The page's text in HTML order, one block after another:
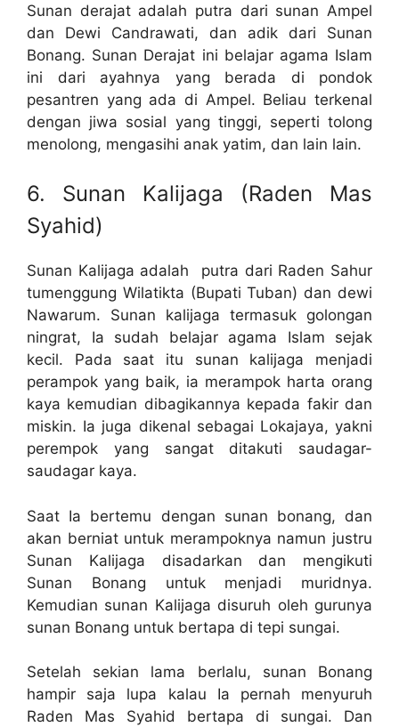
Sunan derajat adalah putra dari sunan Ampel
dan Dewi Candrawati, dan adik dari Sunan
Bonang. Sunan Derajat ini belajar agama Islam
ini dari ayahnya yang berada di pondok
pesantren yang ada di Ampel. Beliau terkenal
dengan jiwa sosial yang tinggi, seperti tolong
menolong, mengasihi anak yatim, dan lain lain.
6. Sunan Kalijaga (Raden Mas
Syahid)
Sunan Kalijaga adalah putra dari Raden Sahur
tumenggung Wilatikta (Bupati Tuban) dan dewi
Nawarum. Sunan kalijaga termasuk golongan
ningrat, Ia sudah belajar agama Islam sejak
kecil. Pada saat itu sunan kalijaga menjadi
perampok yang baik, ia merampok harta orang
kaya kemudian dibagikannya kepada fakir dan
miskin. Ia juga dikenal sebagai Lokajaya, yakni
perempok yang sangat ditakuti saudagar-
saudagar kaya.
Saat Ia bertemu dengan sunan bonang, dan
akan berniat untuk merampoknya namun justru
Sunan Kalijaga disadarkan dan mengikuti
Sunan Bonang untuk menjadi muridnya.
Kemudian sunan Kalijaga disuruh oleh gurunya
sunan Bonang untuk bertapa di tepi sungai.
Setelah sekian lama berlalu, sunan Bonang
hampir saja lupa kalau Ia pernah menyuruh
Raden Mas Syahid bertapa di sungai. Dan